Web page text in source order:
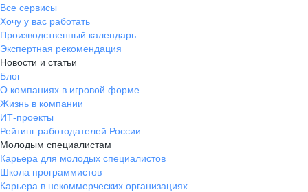
Все сервисы
Хочу у вас работать
Производственный календарь
Экспертная рекомендация
Новости и статьи
Блог
О компаниях в игровой форме
Жизнь в компании
ИТ-проекты
Рейтинг работодателей России
Молодым специалистам
Карьера для молодых специалистов
Школа программистов
Карьера в некоммерческих организациях